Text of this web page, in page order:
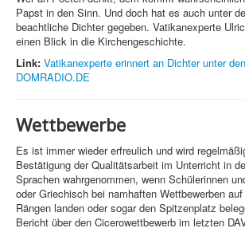
Papst in den Sinn. Und doch hat es auch unter
beachtliche Dichter gegeben. Vatikanexperte
einen Blick in die Kirchengeschichte.
Link: Vatikanexperte erinnert an Dichter unter
DOMRADIO.DE
Wettbewerbe
Es ist immer wieder erfreulich und wird
Bestätigung der Qualitätsarbeit im Unterricht in
Sprachen wahrgenommen, wenn Schülerinnen
oder Griechisch bei namhaften Wettbewerben
Rängen landen oder sogar den Spitzenplatz
Bericht über den Cicerowettbewerb im letzten